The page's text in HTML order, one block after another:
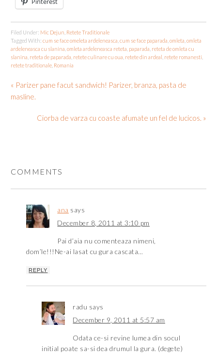
Filed Under: Mic Dejun Retete Traditionale
Tagged With:cum se face omeleta ardeleneasca ,cum se face paparada ,omleta ,omleta
ardeleneasca cu slanina ,omleta ardeleneasca reteta paparada reteta de omleta cu
slanina reteta de paparada retete culinare cu oua retete din ardeal retete romanesti
retete traditionale Romania
« Parizer pane facut sandwich! Parizer, branza, pasta de
masline.
Ciorba de varza cu coaste afumate un fel de lucicos. »
COMMENTS
ana says
December 8, 2011 at 3:10 pm
Pai d’aia nu comenteaza nimeni,
dom’le!!!Ne-ai lasat cu gura cascata…
REPLY
radu says
December 9, 2011 at 5:57 am
Odata ce-si revine lumea din socul
initial poate sa-si dea drumul la gura. (degete)